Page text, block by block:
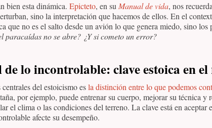
bien esta dinámica. Epicteto, en suManual de vida, nos
sino la interpretación que hacemos de ellos. En el
que no es el salto desde un avión lo que genera miedo, sino los
paracaídas no se abre? ¿Y si cometo un error?
lo incontrolable: clave estoica en el
del estoicismo esla distinción entre lo que podemos
por ejemplo, puede entrenar su cuerpo, mejorar su técnica y
el clima o las condiciones del terreno. La clave está en aceptar
afecte su desempeño.